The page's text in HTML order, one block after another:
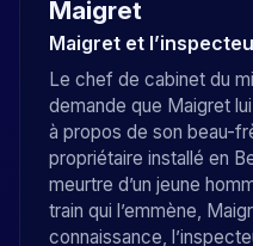
Maigret
Maigret et
Le chef de cabinet du
demande que Maigret
à propos de son beau-
propriétaire installé en
meurtre d’un jeune
train qui l’emmène,
connaissance,